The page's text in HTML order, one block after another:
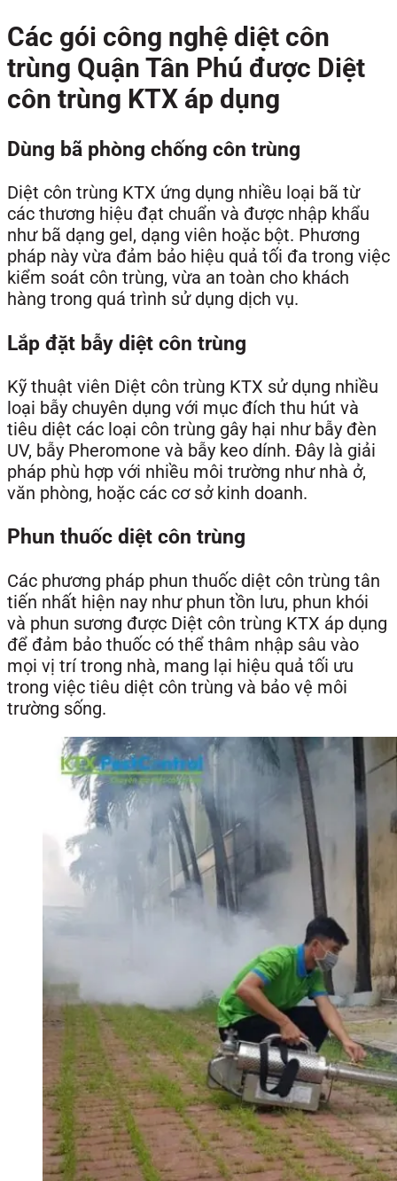
Các gói công nghệ diệt côn
trùng Quận Tân Phú được Diệt
côn trùng KTX áp dụng
Dùng bã phòng chống côn trùng
Diệt côn trùng KTX ứng dụng nhiều loại bã từ
các thương hiệu đạt chuẩn và được nhập khẩu
như bã dạng gel, dạng viên hoặc bột. Phương
pháp này vừa đảm bảo hiệu quả tối đa trong việc
kiểm soát côn trùng, vừa an toàn cho khách
hàng trong quá trình sử dụng dịch vụ.
Lắp đặt bẫy diệt côn trùng
Kỹ thuật viên Diệt côn trùng KTX sử dụng nhiều
loại bẫy chuyên dụng với mục đích thu hút và
tiêu diệt các loại côn trùng gây hại như bẫy đèn
UV, bẫy Pheromone và bẫy keo dính. Đây là giải
pháp phù hợp với nhiều môi trường như nhà ở,
văn phòng, hoặc các cơ sở kinh doanh.
Phun thuốc diệt côn trùng
Các phương pháp phun thuốc diệt côn trùng tân
tiến nhất hiện nay như phun tồn lưu, phun khói
và phun sương được Diệt côn trùng KTX áp dụng
để đảm bảo thuốc có thể thâm nhập sâu vào
mọi vị trí trong nhà, mang lại hiệu quả tối ưu
trong việc tiêu diệt côn trùng và bảo vệ môi
trường sống.